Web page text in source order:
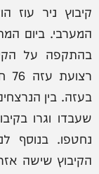
בעזה. בין
נחטפו. בנוסף
הקיבוץ שישה